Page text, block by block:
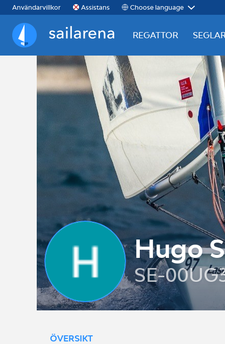
Användarvillkor Assistans Choose language
Sailarena
REGATTOR
Hugo
SE-
ÖVERSIKT